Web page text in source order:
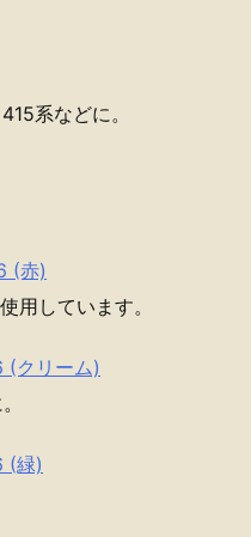
系などに。
(赤)
用しています。
(クリーム)
(緑)